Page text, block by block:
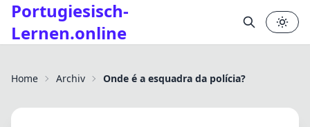
Portugiesisch-
Lernen.online
Home Archiv Onde é a esquadra da polícia?
✕